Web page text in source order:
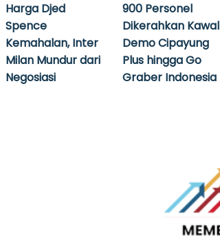
Harga Djed
Spence
Kemahalan, Inter
Milan Mundur dari
Negosiasi
900 Personel
Dikerahkan Kawal
Demo Cipayung
Plus hingga Go
Graber Indonesia